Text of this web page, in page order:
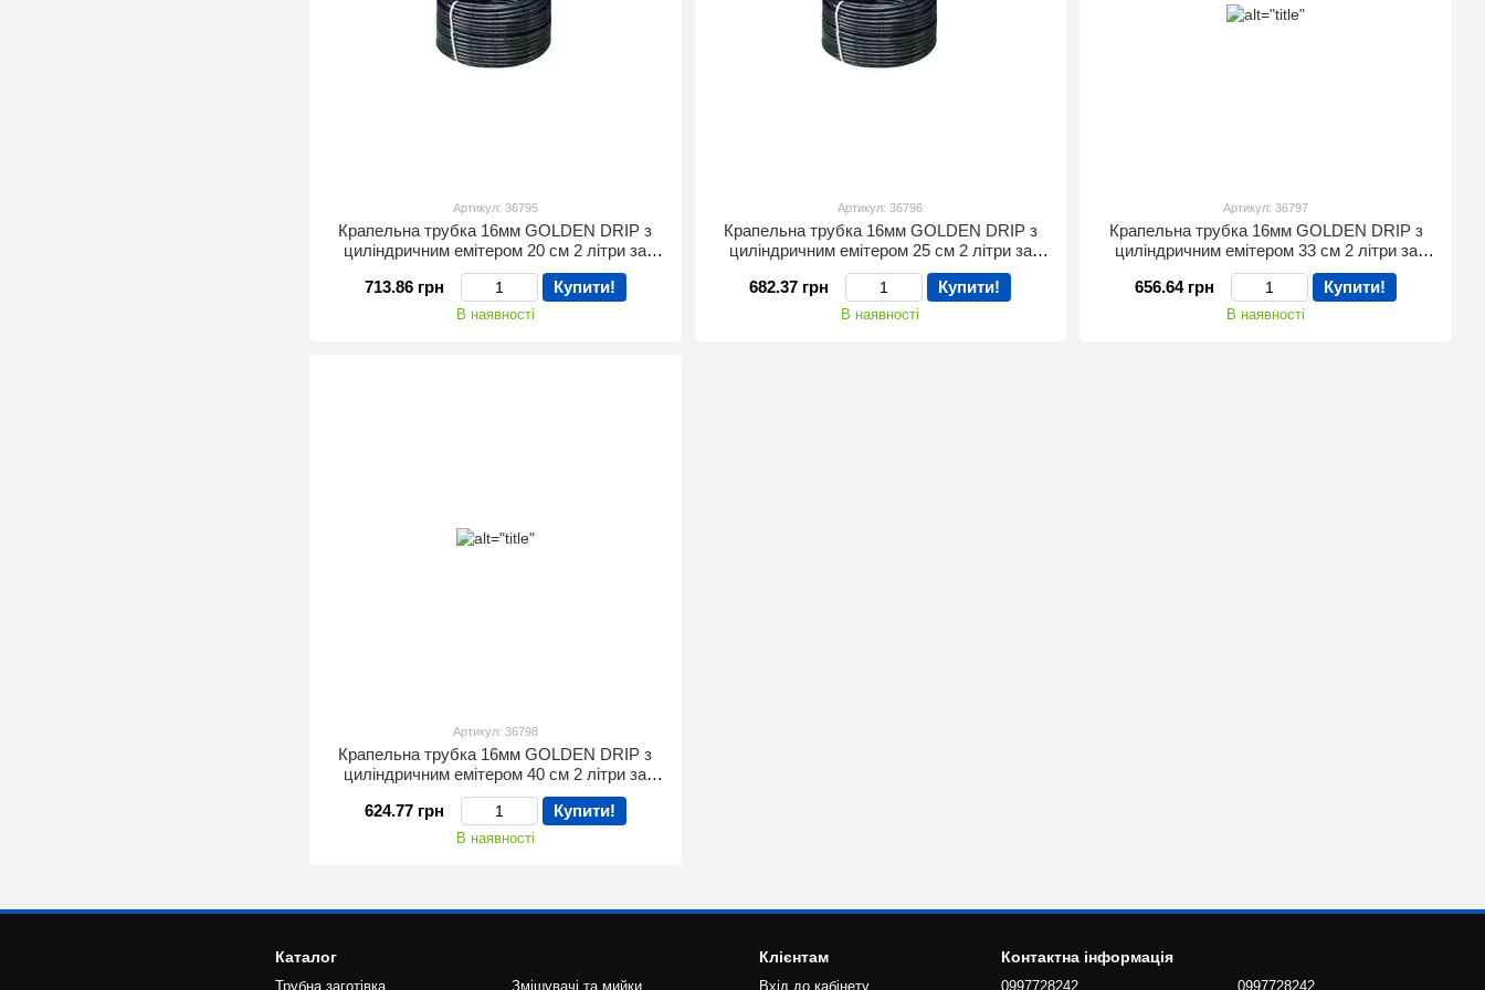
Артикул: 36795
Крапельна трубка 16мм GOLDEN DRIP з
циліндричним емітером 20 см 2 літри за
годину 100м бухта
713.86 грн
Купити!
В наявності
Артикул: 36796
Крапельна трубка 16мм GOLDEN DRIP з
циліндричним емітером 25 см 2 літри за
годину 100м бухта
682.37 грн
Купити!
В наявності
Артикул: 36797
Крапельна трубка 16мм GOLDEN DRIP з
циліндричним емітером 33 см 2 літри за
годину 100м бухта
656.64 грн
Купити!
В наявності
Артикул: 36798
Крапельна трубка 16мм GOLDEN DRIP з
циліндричним емітером 40 см 2 літри за
годину 100м бухта
624.77 грн
Купити!
В наявності
Каталог
Трубна заготівка Змішувачі та мийки
Клієнтам
Вхід до кабінету
Контактна інформація
0997728242 0997728242